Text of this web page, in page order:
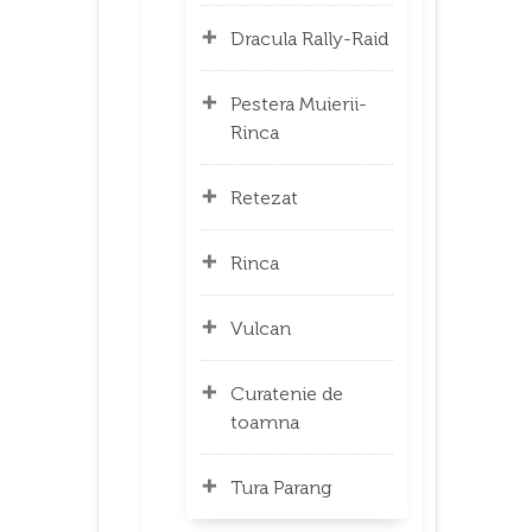
Dracula Rally-Raid
Pestera Muierii-
Rinca
Retezat
Rinca
Vulcan
Curatenie de
toamna
Tura Parang